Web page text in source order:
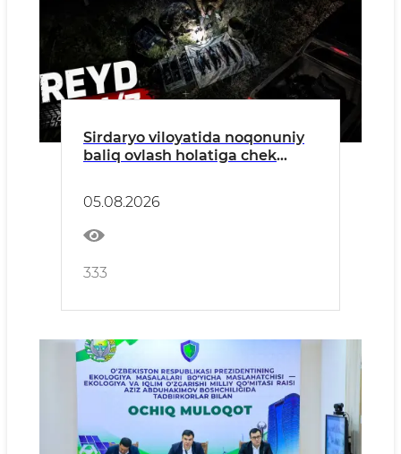
Sirdaryo viloyatida noqonuniy
baliq ovlash holatiga chek
05.08.2026
333